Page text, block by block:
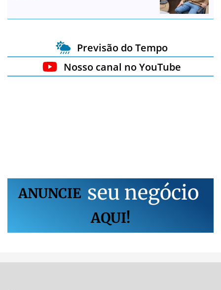
Previsão do Tempo
Nosso canal no YouTube
ANUNCIE seu negócio
AQUI!